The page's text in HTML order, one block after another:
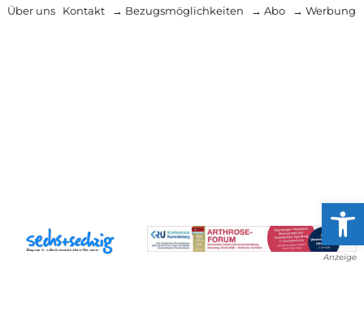
Über uns Kontakt → Bezugsmöglichkeiten → Abo → Werbung
Anzeige